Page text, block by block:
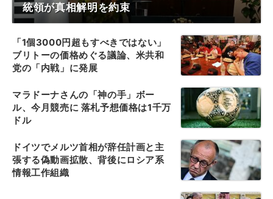
統領が真相解明を約束
「1個3000円超もすべきではない」
ブリトーの価格めぐる議論、米共和
党の「内戦」に発展
マラドーナさんの「神の手」ボー
ル、今月競売に 落札予想価格は1千万
ドル
ドイツでメルツ首相が辞任計画と主
張する偽動画拡散、背後にロシア系
情報工作組織